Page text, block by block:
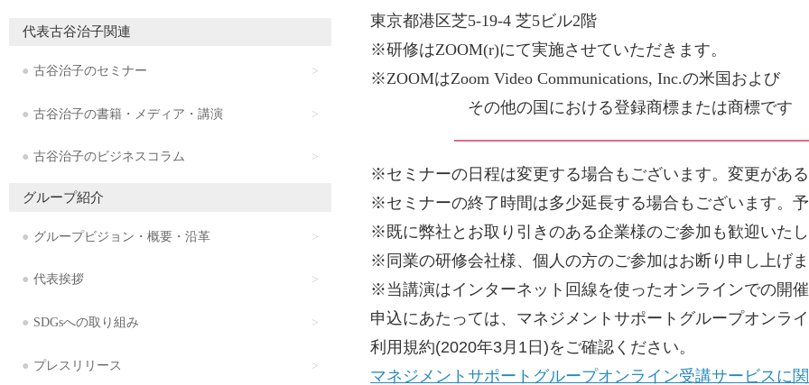
代表古谷治子関連
古谷治子のセミナー
古谷治子の書籍・メディア・講演
古谷治子のビジネスコラム
グループ紹介
グループビジョン・概要・沿革
代表挨拶
SDGsへの取り組み
プレスリリース
東京都港区芝5-19-4 芝5ビル2階
※研修はZOOM(r)にて実施させていただきます。
※ZOOMはZoom Video Communications, Inc.の米国および
その他の国における登録商標または商標です
※セミナーの日程は変更する場合もございます。変更があ
※セミナーの終了時間は多少延長する場合もございます。予
※既に弊社とお取り引きのある企業様のご参加も歓迎いたし
※同業の研修会社様、個人の方のご参加はお断り申し上げま
※当講演はインターネット回線を使ったオンラインでの開催
申込にあたっては、マネジメントサポートグループオンラ
利用規約(2020年3月1日)をご確認ください。
マネジメントサポートグループオンライン受講サービスに